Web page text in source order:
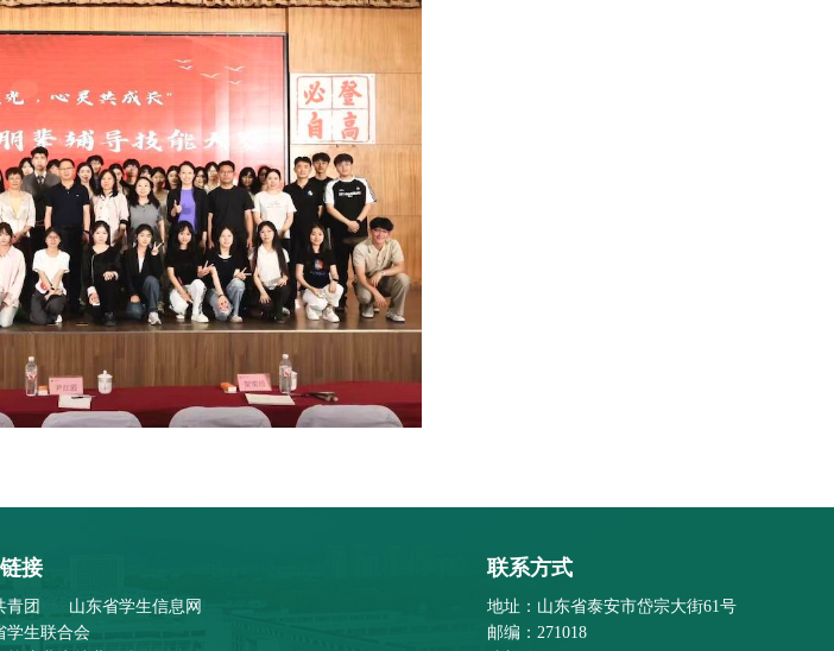
接
青团
山东省学生信息网
学生联合会
联系方式
地址：山东省泰安市岱宗大街61号
邮编：271018